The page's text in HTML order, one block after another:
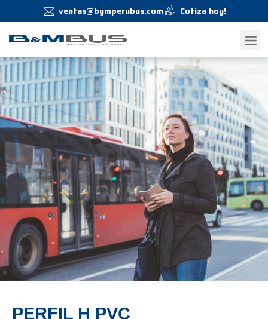
ventas@bymperubus.com Cotiza hoy!
PRODUCTO
PERFIL H PVC